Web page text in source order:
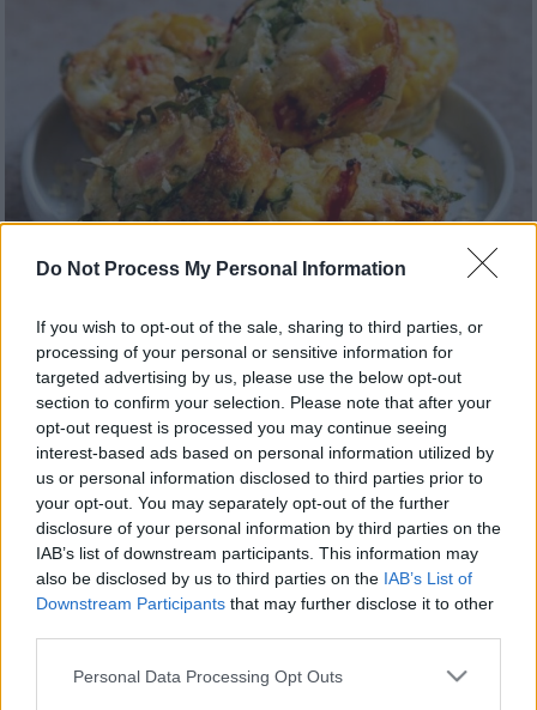
Do Not Process My Personal Information
If you wish to opt-out of the sale, sharing to third parties, or
processing of your personal or sensitive information for
targeted advertising by us, please use the below opt-out
section to confirm your selection. Please note that after your
opt-out request is processed you may continue seeing
interest-based ads based on personal information utilized by
us or personal information disclosed to third parties prior to
your opt-out. You may separately opt-out of the further
disclosure of your personal information by third parties on the
IAB’s list of downstream participants. This information may
also be disclosed by us to third parties on the IAB’s List of
Downstream Participants that may further disclose it to other
Please note that this website/app uses one or more Google
Personal Data Processing Opt Outs
Προσθέστε το ΕΘΝΟΣ στη Google
Έχουν πλάκα στη μίνι εκδοχή τους και
κάνουν τα σπιτικό σνακ πιο …χαριτωμένο και
στιλάτο. Πώς να φτιάξετε ατομικές
ομελετούλεςστη φόρμα τομάφιν .
Οι πλέον καλοσχηματισμένες
ομελέτες φούρνου
Η φόρμα των μάφιν είναι το ιδανικό σκεύος